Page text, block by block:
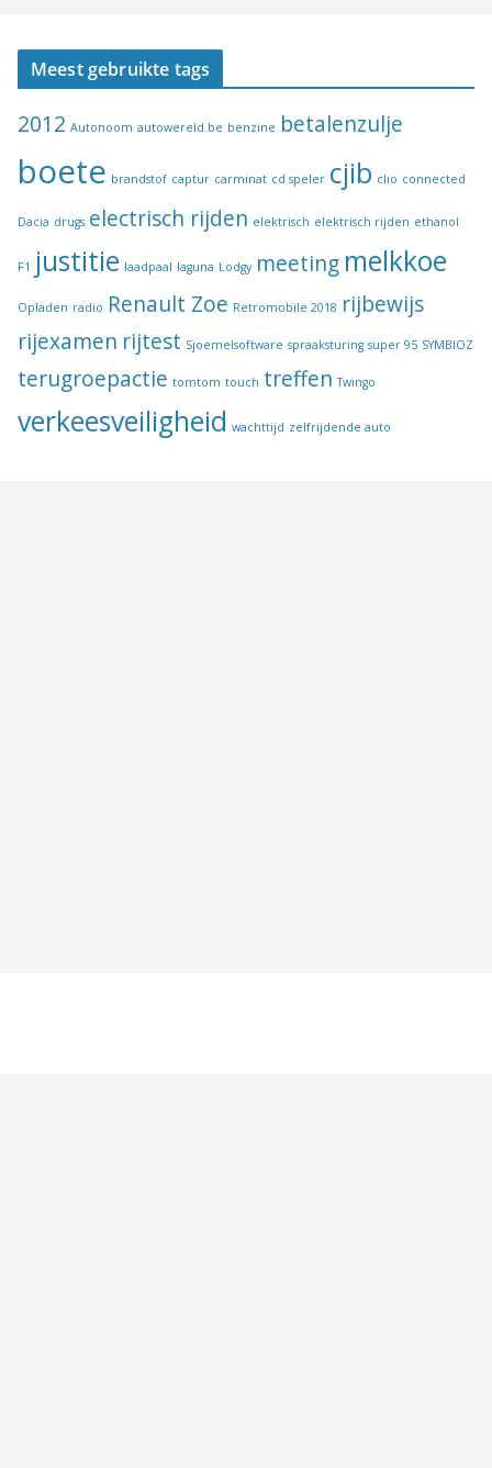
Meest gebruikte tags
2012 Autonoom autowereld.be benzine betalenzulje
boete brandstof captur carminat cd speler cjib clio connected
Dacia drugs electrisch rijden elektrisch elektrisch rijden ethanol
F1 justitie laadpaal laguna Lodgy meeting melkkoe
Opladen radio Renault Zoe Retromobile 2018 rijbewijs
rijexamen rijtest Sjoemelsoftware spraaksturing super 95 SYMBIOZ
terugroepactie tomtom touch treffen Twingo
verkeesveiligheid wachttijd zelfrijdende auto